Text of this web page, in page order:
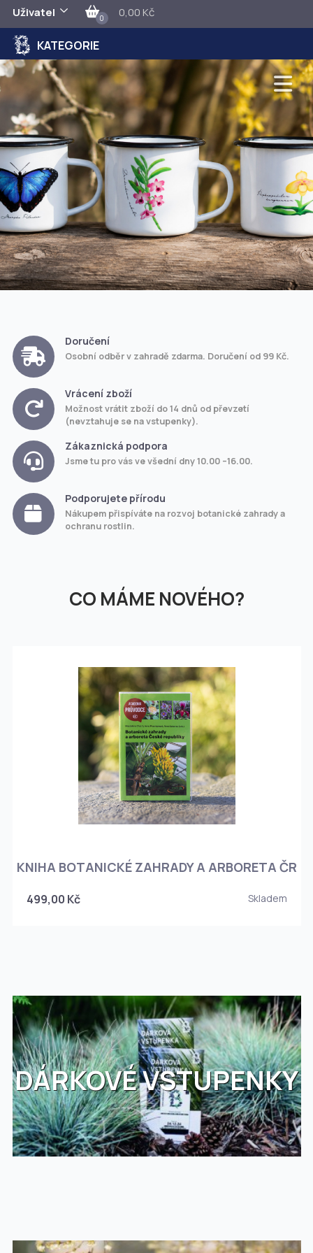
Uživatel 0 0,00 Kč
KATEGORIE
Doručení
Osobní odběr v zahradě zdarma. Doručení od 99 Kč.
Vrácení zboží
Možnost vrátit zboží do 14 dnů od převzetí
(nevztahuje se na vstupenky).
Zákaznická podpora
Jsme tu pro vás ve všední dny 10.00 –16.00.
Podporujete přírodu
Nákupem přispíváte na rozvoj botanické zahrady a
ochranu rostlin.
CO MÁME NOVÉHO?
KNIHA BOTANICKÉ ZAHRADY A ARBORETA ČR
499,00 Kč Skladem
DÁRKOVÉ VSTUPENKY